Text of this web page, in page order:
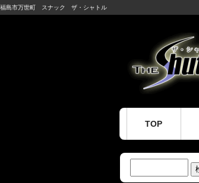
福島市万世町 スナック ザ・シャトル
TOP
索: